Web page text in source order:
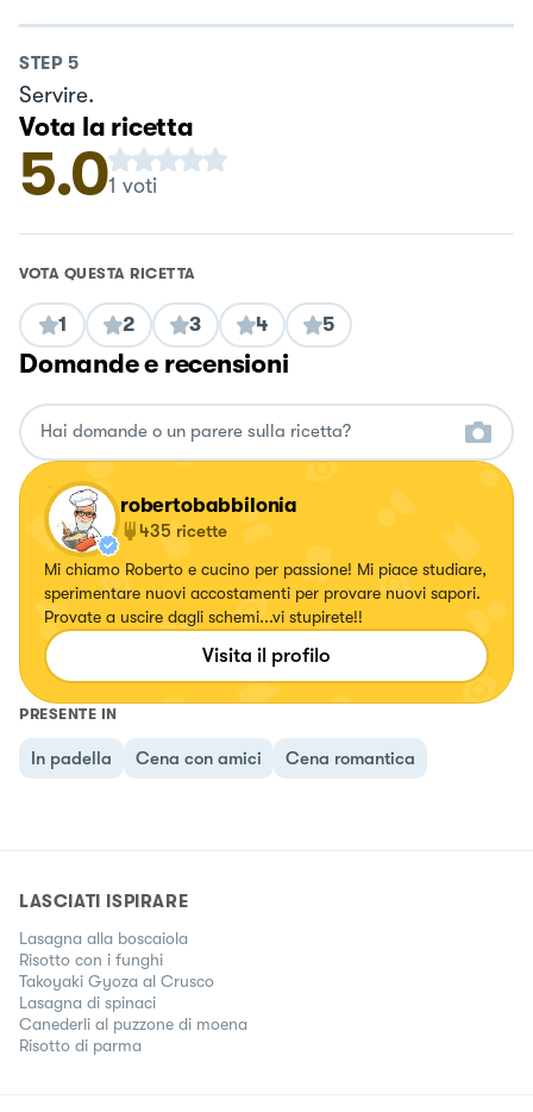
STEP 5
Servire.
Vota la ricetta
5.01 voti
VOTA QUESTA RICETTA
1 2 3 4 5
Domande e recensioni
robertobabbilonia
435 ricette
Mi chiamo Roberto e cucino per passione! Mi piace studiare,
sperimentare nuovi accostamenti per provare nuovi sapori.
Provate a uscire dagli schemi...vi stupirete!!
Visita il profilo
PRESENTE IN
In padella Cena con amici Cena romantica
LASCIATI ISPIRARE
Lasagna alla boscaiola
Risotto con i funghi
Takoyaki Gyoza al Crusco
Lasagna di spinaci
Canederli al puzzone di moena
Risotto di parma